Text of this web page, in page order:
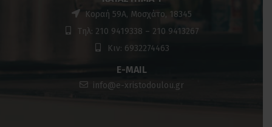
Κοραή 59Α, Μοσχάτο, 18345
Τηλ: 210 9419338 – 210 9413267
Κιν: 6932274463
E-MAIL
info@e-xristodoulou.gr